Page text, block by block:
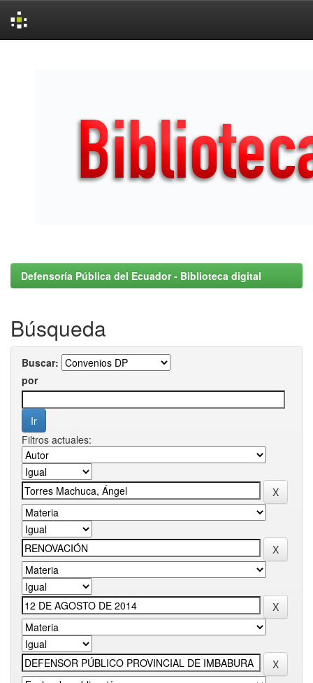
Defensoría Pública del Ecuador - Biblioteca digital
Búsqueda
Buscar:
por
Filtros actuales: